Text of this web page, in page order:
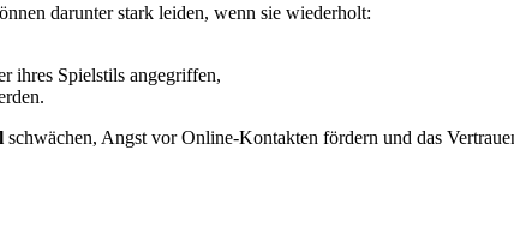
darunter stark leiden, wenn sie wiederholt:
ihres Spielstils angegriffen,
schwächen, Angst vor Online-Kontakten fördern und das